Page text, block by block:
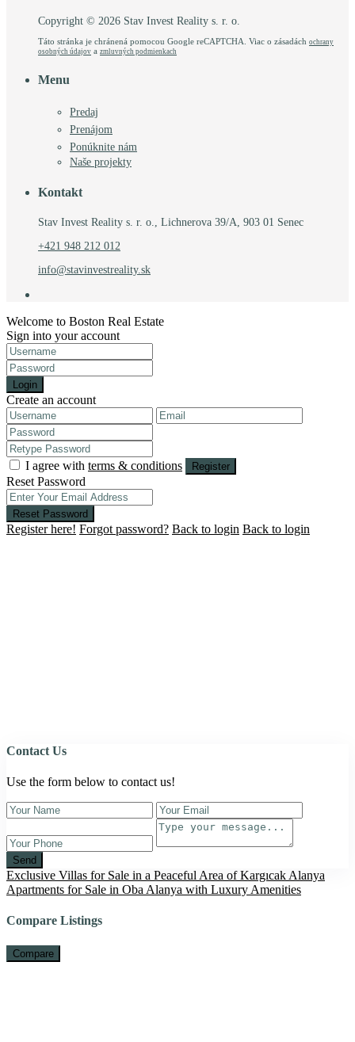
Copyright © 2026 Stav Invest Reality s. r. o.
Táto stránka je chránená pomocou Google reCAPTCHA. Viac o zásadách ochrany
osobných údajov a zmluvných podmienkach
Menu
Predaj
Prenájom
Ponúknite nám
Naše projekty
Kontakt
Stav Invest Reality s. r. o., Lichnerova 39/A, 903 01 Senec
+421 948 212 012
info@stavinvestreality.sk
Welcome to Boston Real Estate
Sign into your account
Login
Create an account
I agree with terms & conditions Register
Reset Password
Reset Password
Register here! Forgot password? Back to login Back to login
Contact Us
Use the form below to contact us!
Send
Exclusive Villas for Sale in a Peaceful Area of Kargıcak Alanya
Apartments for Sale in Oba Alanya with Luxury Amenities
Compare Listings
Compare